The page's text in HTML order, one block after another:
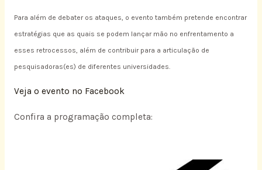
Para além de debater os ataques, o evento também pretende encontrar
estratégias que as quais se podem lançar mão no enfrentamento a
esses retrocessos, além de contribuir para a articulação de
pesquisadoras(es) de diferentes universidades.
Veja o evento no Facebook
Confira a programação completa: